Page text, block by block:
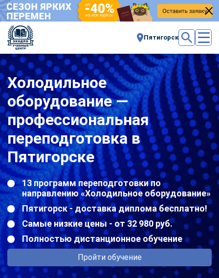
Пятигорск
Холодильное
оборудование —
профессиональная
переподготовка в
Пятигорске
13 программ переподготовки по
направлению «Холодильное оборудование»
Пятигорск - доставка диплома бесплатно!
Самые низкие цены - от 32 980 руб.
Полностью дистанционное обучение
Пройти обучение